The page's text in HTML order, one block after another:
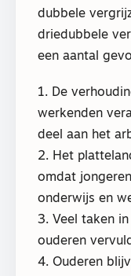
dubbele
driedubbele
een aantal
1. De
werkenden
deel aan het
2. Het
omdat
onderwijs en
3. Veel taken
ouderen
4. Ouderen